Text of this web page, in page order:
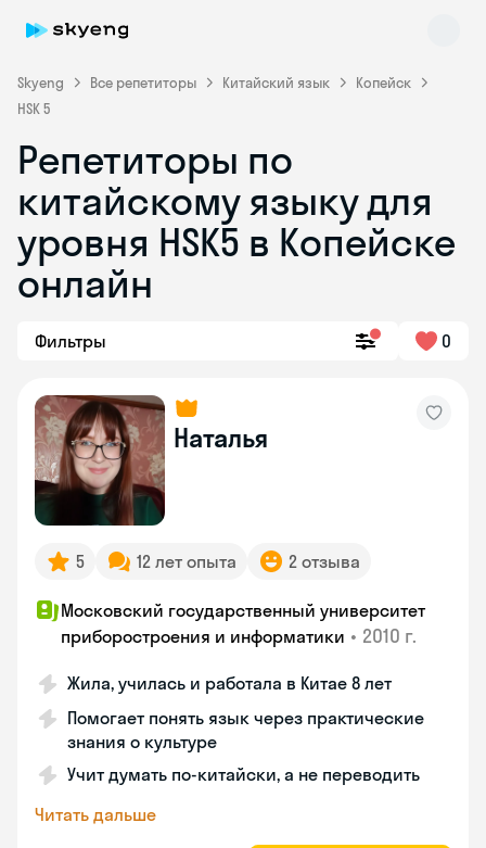
Skyeng Все репетиторы Китайский язык
Копейск
HSK 5
Репетиторы по
китайскому языку для
уровня HSK5 в Копейске
онлайн
Фильтры 0
Наталья
5 12 лет опыта 2 отзыва
Московский государственный университет
приборостроения и информатики • 2010 г.
Жила, училась и работала в Китае 8 лет
Помогает понять язык через практические
знания о культуре
Учит думать по-китайски, а не переводить
Читать дальше
Skyeng Chat
online